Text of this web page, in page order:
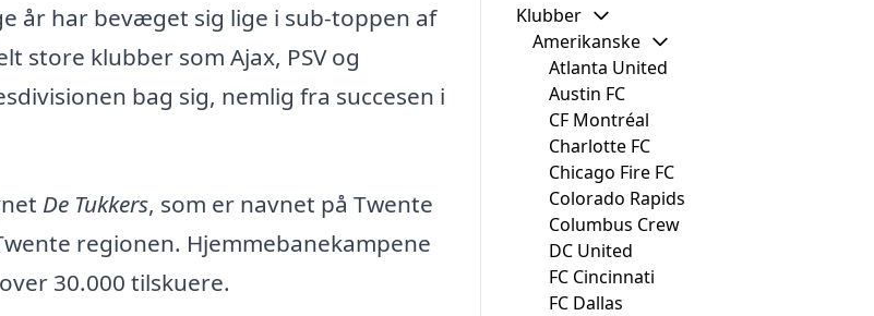
år har bevæget sig lige i sub-toppen af
store klubber som Ajax, PSV og
bag sig, nemlig fra succesen i
De Tukkers, som er navnet på Twente
regionen. Hjemmebanekampene
30.000 tilskuere.
Klubber
Amerikanske
Atlanta United
Austin FC
CF Montréal
Charlotte FC
Chicago Fire FC
Colorado Rapids
Columbus Crew
DC United
FC Cincinnati
FC Dallas